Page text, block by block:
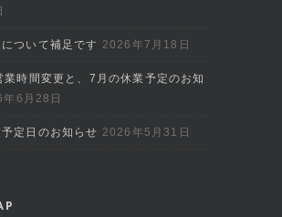
ついて補足です 2026年7月18日
時間変更と、7月の休業予定のお知
6月28日
定日のお知らせ 2026年5月31日